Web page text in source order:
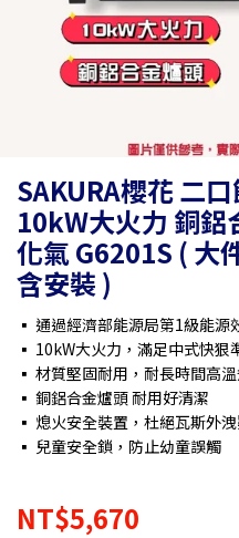
SAKURA櫻花 二
10kW大火力 銅鋁
化氣 G6201S ( 大
含安裝 )
▪ 通過經濟部能源局第1級能源
▪ 10kW大火力，滿足中式快狠
▪ 材質堅固耐用，耐長時間高
▪ 銅鋁合金爐頭 耐用好清潔
▪ 熄火安全裝置，杜絕瓦斯外
▪ 兒童安全鎖，防止幼童誤觸
NT$5,670